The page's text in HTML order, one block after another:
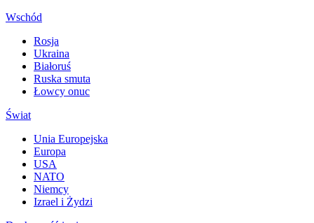
Wschód
Rosja
Ukraina
Białoruś
Ruska smuta
Łowcy onuc
Świat
Unia Europejska
Europa
USA
NATO
Niemcy
Izrael i Żydzi